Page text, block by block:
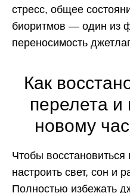
стресс, общее
биоритмов — один из
переносимость
Как
перелета и
новому
Чтобы
настроить свет, сон и
Полностью избежать